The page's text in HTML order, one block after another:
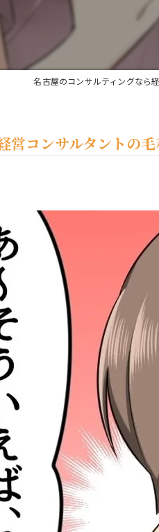
名古屋のコンサルティングなら
営コンサルタントの